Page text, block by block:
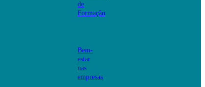
de
Formação
Bem-
estar
nas
empresas